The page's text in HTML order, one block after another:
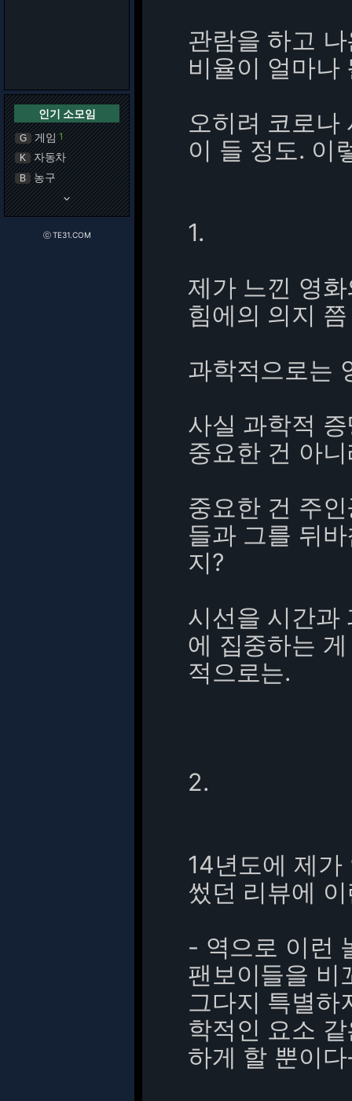
인기 소모임
G 게임 1
K 자동차
B 농구
keyboard_arrow_down
ⓒ TE31.COM
관람을 하고
비율이 얼마나
오히려 코로나
이 들 정도. 이
1.
제가 느낀 영
힘에의 의지
과학적으로는
사실 과학적
중요한 건 아
중요한 건 주
들과 그를 뒤
지?
시선을 시간과
에 집중하는
적으로는.
2.
14년도에 제
썼던 리뷰에
- 역으로 이런
팬보이들을 비
그다지 특별하
학적인 요소
하게 할 뿐이